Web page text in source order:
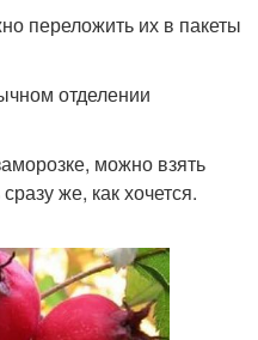
переложить их в пакеты
отделении
можно взять
же, как хочется.